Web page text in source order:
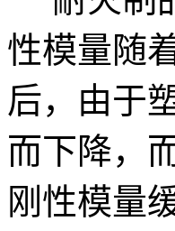
性模量随
后，由于
而下降，
刚性模量